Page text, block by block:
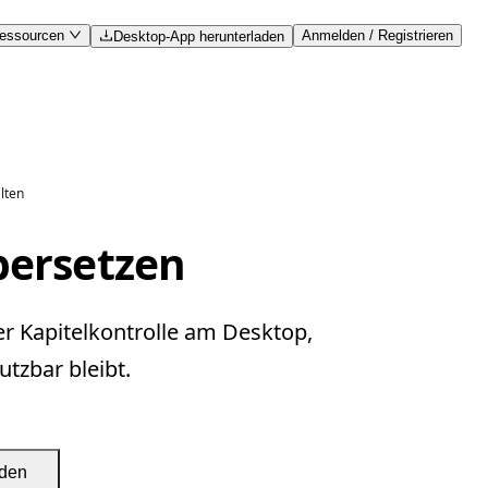
Desktop-App herunterladen Anmelden / Registrieren
Kapitelkontrolle am Desktop,
bleibt.